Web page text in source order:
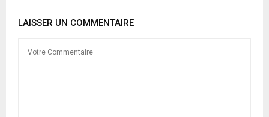
LAISSER UN COMMENTAIRE